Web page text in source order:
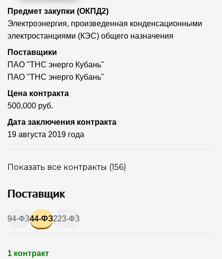
Предмет закупки (ОКПД2)
Электроэнергия, произведенная конденсационными
электростанциями (КЭС) общего назначения
Поставщики
ПАО "ТНС энерго Кубань"
ПАО "ТНС энерго Кубань"
Цена контракта
500,000 руб.
Дата заключения контракта
19 августа 2019 года
Показать все контракты (156)
Поставщик
94-ФЗ44-ФЗ223-ФЗ
1 контракт